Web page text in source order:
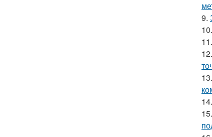
9.
10.
11.
12.
13.
14.
15.